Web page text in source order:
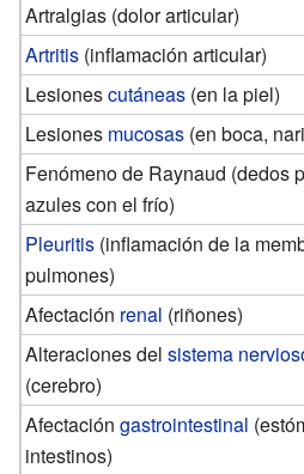
Artralgias (dolor articular)
Artritis (inflamación articular)
Lesionescutáneas (en la piel)
Lesiones mucosas (en boca,
Fenómeno de Raynaud (dedos
azules con el frío)
Pleuritis (inflamación de la
pulmones)
Afectación renal (riñones)
Alteraciones delsistema
(cerebro)
Afectacióngastrointestinal
intestinos)